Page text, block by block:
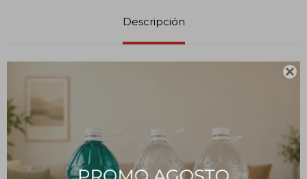

Descripción
Tratamiento inicial (supercloración):
- Añadir 10 pastillas por cada 10 m3 de agua.
- Luego de 2 horas, ajustar el pH a 7,2 - 7,6.ç
Mantenimiento: